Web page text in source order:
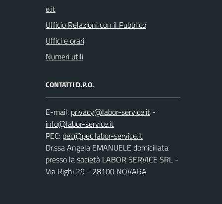
Ufficio Relazioni con il Pubblico
Uffici e orari
Numeri utili
CONTATTI D.P.O.
E-mail:
-
PEC:
Dr.ssa Angela EMANUELE domiciliata
presso la società LABOR SERVICE SRL -
Via Righi 29 - 28100 NOVARA